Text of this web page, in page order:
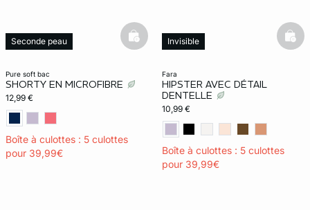
pure soft bac
SHORTY EN MICROFIBRE
12,99 €
Boîte à culottes : 5 culottes
pour 39,99€
Seconde peau
basketfull
fara
HIPSTER AVEC DÉTAIL
DENTELLE
10,99 €
Boîte à culottes : 5 culottes
pour 39,99€
Invisible